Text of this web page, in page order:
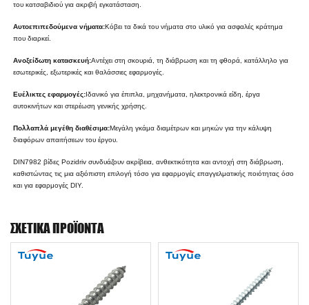
του κατσαβιδιού για ακριβή εγκατάσταση.
Αυτοεπιπεδούμενα νήματα:Κόβει τα δικά του νήματα στο υλικό για ασφαλές κράτημα
που διαρκεί.
Ανοξείδωτη κατασκευή:Αντέχει στη σκουριά, τη διάβρωση και τη φθορά, κατάλληλο για
εσωτερικές, εξωτερικές και θαλάσσιες εφαρμογές.
Ευέλικτες εφαρμογές:Ιδανικό για έπιπλα, μηχανήματα, ηλεκτρονικά είδη, έργα
αυτοκινήτων και στερέωση γενικής χρήσης.
Πολλαπλά μεγέθη διαθέσιμα:Μεγάλη γκάμα διαμέτρων και μηκών για την κάλυψη
διαφόρων απαιτήσεων του έργου.
DIN7982 βίδες Pozidriv συνδυάζουν ακρίβεια, ανθεκτικότητα και αντοχή στη διάβρωση,
καθιστώντας τις μια αξιόπιστη επιλογή τόσο για εφαρμογές επαγγελματικής ποιότητας όσο
και για εφαρμογές DIY.
ΣΧΕΤΙΚΆ ΠΡΟΪΌΝΤΑ